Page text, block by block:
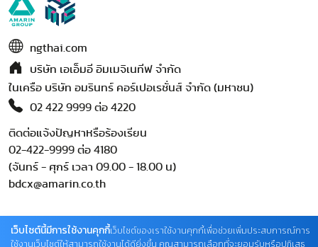
ngthai.com
บริษัท เอเอ็มอี อิมเมจิเนทีฟ จำกัด
ในเครือ บริษัท อมรินทร์ คอร์เปอเรชั่นส์ จำกัด (มหาชน)
02 422 9999 ต่อ 4220
ติดต่อแจ้งปัญหาหรือร้องเรียน
02-422-9999 ต่อ 4180
(จันทร์ - ศุกร์ เวลา 09.00 - 18.00 น)
bdcx@amarin.co.th
เว็บไซต์นี้มีการใช้งานคุกกี้เว็บไซต์ของเราใช้งานคุกกี้เพื่อช่วยเพิ่มประสบการณ์การ
ใช้งานเว็บไซต์ให้สามารถใช้งานได้ดียิ่งขึ้น คุณสามารถเลือกที่จะยอมรับหรือปฏิเสธ